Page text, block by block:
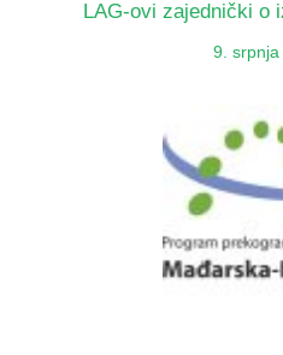
LAG-ovi zajednički o
9. srpnja